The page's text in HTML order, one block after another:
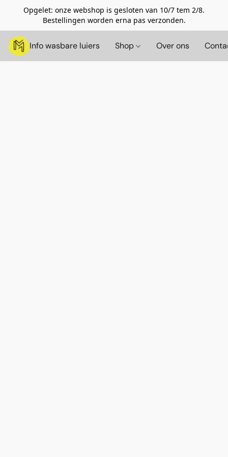
Opgelet: onze webshop is gesloten van 10/7 tem 2/8.
Bestellingen worden erna pas verzonden.
Info wasbare luiers Shop Over ons